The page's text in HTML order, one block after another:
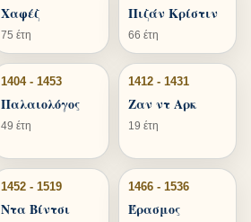
Χαφέζ
75 έτη
Πιζάν Κρίστιν
66 έτη
1404 - 1453
Παλαιολόγος
49 έτη
1412 - 1431
Ζαν ντ Αρκ
19 έτη
1452 - 1519
Ντα Βίντσι
1466 - 1536
Έρασμος